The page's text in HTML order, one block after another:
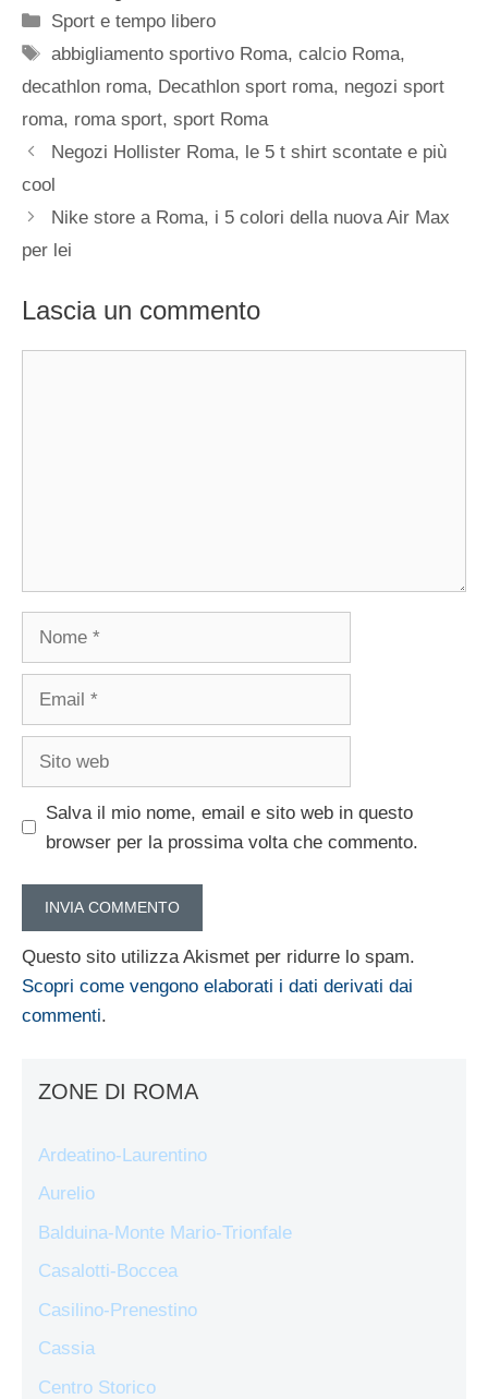
Categorie
Sport e tempo libero
Tag
abbigliamento sportivo Roma,calcio Roma,
decathlon roma, Decathlon sport roma, negozi sport
roma, roma sport, sport Roma
Negozi Hollister Roma, le 5 t shirt scontate e più
cool
Nike store a Roma, i 5 colori della nuova Air Max
per lei
Lascia un commento
Salva il mio nome, email e sito web in questo
browser per la prossima volta che commento.
Questo sito utilizza Akismet per ridurre lo spam.
Scopri come vengono elaborati i dati derivati dai
commenti.
ZONE DI ROMA
Ardeatino-Laurentino
Aurelio
Balduina-Monte Mario-Trionfale
Casalotti-Boccea
Casilino-Prenestino
Cassia
Centro Storico